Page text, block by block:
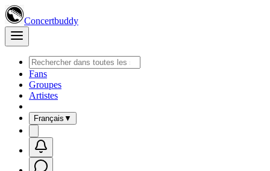
Concertbuddy
Fans
Groupes
Artistes
Français ▼